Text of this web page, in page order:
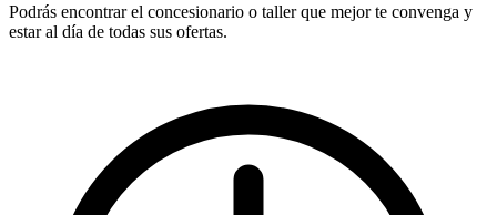
Podrás encontrar el concesionario o taller que mejor te convenga y
estar al día de todas sus ofertas.